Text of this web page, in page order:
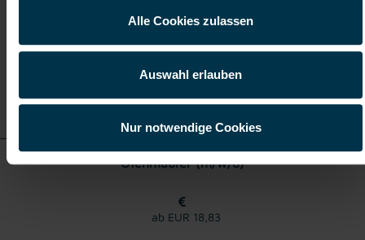
Alle Cookies zulassen
Auswahl erlauben
Nur notwendige Cookies
Linz
anzeigen
Ofenmaurer (m/w/d)
ab EUR 18,83